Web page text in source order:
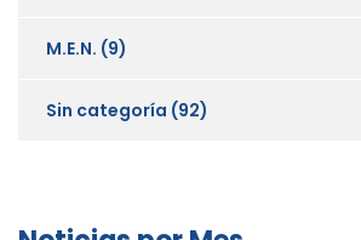
M.E.N. (9)
Sin categoría (92)